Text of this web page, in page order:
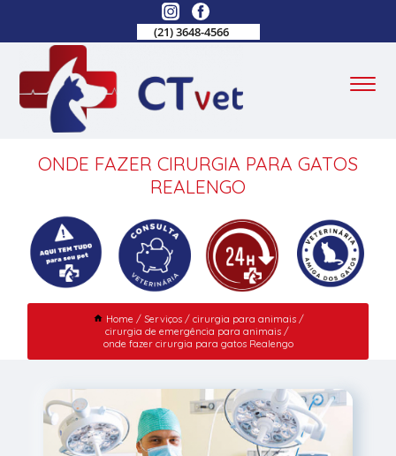
(21) 3648-4566
ONDE FAZER CIRURGIA PARA GATOS
REALENGO
Home Serviços
cirurgia para animais
cirurgia de emergência para animais
onde fazer cirurgia para gatos Realengo